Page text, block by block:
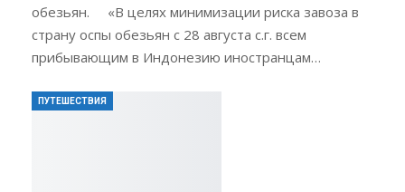
обезьян. «В целях минимизации риска завоза в
страну оспы обезьян с 28 августа с.г. всем
прибывающим в Индонезию иностранцам…
ПУТЕШЕСТВИЯ